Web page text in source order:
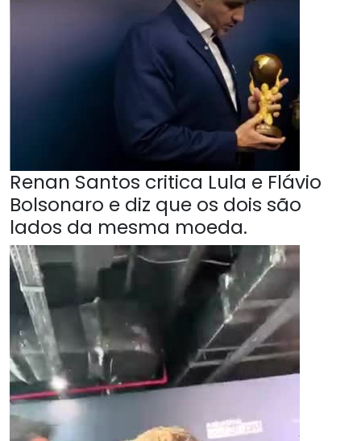
Renan Santos critica Lula e Flávio
Bolsonaro e diz que os dois são
lados da mesma moeda.